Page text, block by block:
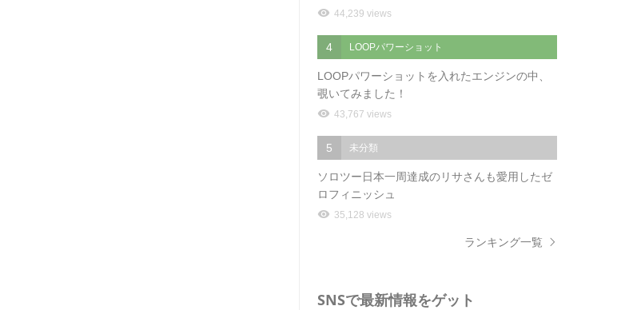
44,239 views
4 LOOPパワーショット
LOOPパワーショットを入れたエンジンの中、
覗いてみました！
43,767 views
5 未分類
ソロツー日本一周達成のリサさんも愛用したゼ
ロフィニッシュ
35,128 views
ランキング一覧
SNSで最新情報をゲット